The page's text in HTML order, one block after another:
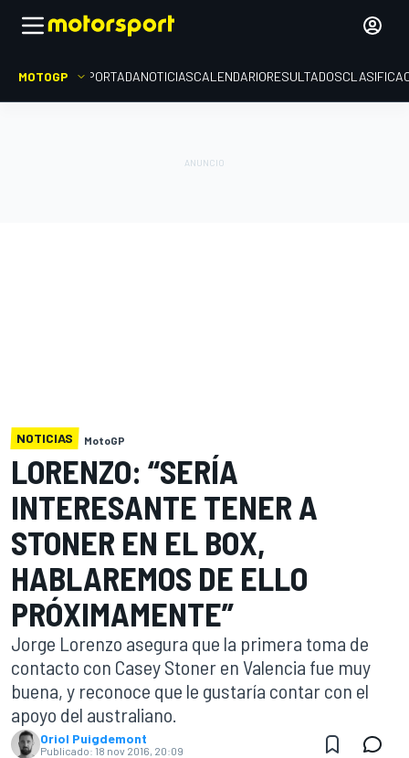
MOTOGP PORTADANOTICIASCALENDARIORESULTADOS
NOTICIAS MotoGP
LORENZO: “SERÍA
INTERESANTE TENER A
STONER EN EL BOX,
HABLAREMOS DE ELLO
PRÓXIMAMENTE”
Jorge Lorenzo asegura que la primera toma de
contacto con Casey Stoner en Valencia fue muy
buena, y reconoce que le gustaría contar con el
apoyo del australiano.
Oriol Puigdemont
Publicado: 18 nov 2016, 20:09